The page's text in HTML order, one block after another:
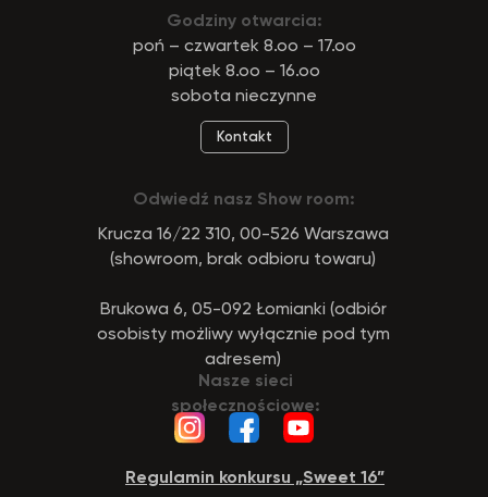
Godziny otwarcia:
poń – czwartek 8.oo – 17.oo
piątek 8.oo – 16.oo
sobota nieczynne
Regulamin konkursu „Sweet 16”
Odwiedź nasz Show room:
Krucza 16/22 310, 00-526 Warszawa
(showroom, brak odbioru towaru)
Brukowa 6, 05-092 Łomianki (odbiór
osobisty możliwy wyłącznie pod tym
adresem)
Kontakt
Nasze sieci
społecznościowe:
zemits.de
zemits.biz.tr
advance-esthetic.us
Marketplaces
Szanowni Państwo informujemy, iż z dniem